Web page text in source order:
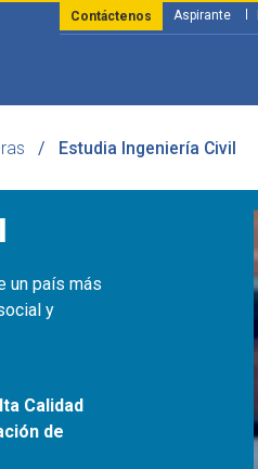
Aspirante
Contáctenos
Estudia Ingeniería Civil
un país más
y
Calidad
de